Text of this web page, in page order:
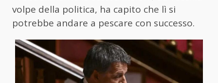
volpe della politica, ha capito che lì si
potrebbe andare a pescare con successo.